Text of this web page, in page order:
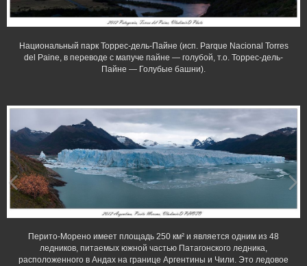
Национальный парк Торрес-дель-Пайне (исп. Parque Nacional Torres
del Paine, в переводе с мапуче пайне — голубой, т.о. Торрес-дель-
Пайне — Голубые башни).
Перито-Морено имеет площадь 250 км² и является одним из 48
ледников, питаемых южной частью Патагонского ледника,
расположенного в Андах на границе Аргентины и Чили. Это ледовое